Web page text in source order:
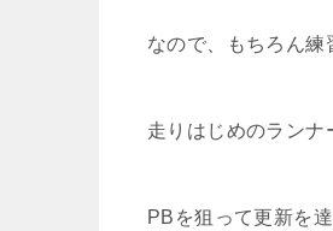
なので、もちろん練
走りはじめのランナ
PBを狙って更新を